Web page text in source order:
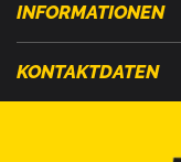
INFORMATIONEN
KONTAKTDATEN